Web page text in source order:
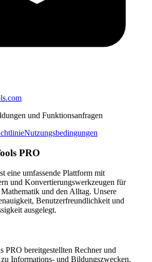
und Funktionsanfragen
Nutzungsbedingungen
PRO
eine umfassende Plattform mit
und Konvertierungswerkzeugen für
und den Alltag. Unsere
Benutzerfreundlichkeit und
ausgelegt.
PRO bereitgestellten Rechner und
Informations- und Bildungszwecken.